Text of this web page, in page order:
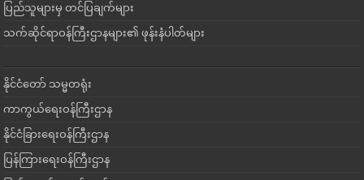
ပြည်သူများမှ တင်ပြချက်များ
သက်ဆိုင်ရာဝန်ကြီးဌာနများ၏ ဖုန်းနံပါတ်များ
နိုင်ငံတော် သမ္မတရုံး
ကာကွယ်ရေးဝန်ကြီးဌာန
နိုင်ငံခြားရေးဝန်ကြီးဌာန
ပြန်ကြားရေးဝန်ကြီးဌာန